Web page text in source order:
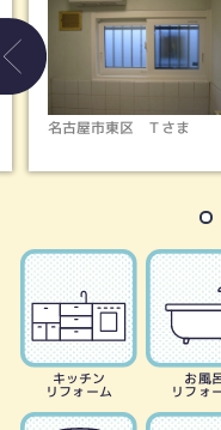
サッシ【マドリモ】と
式浴室換気暖房乾燥機
王】
約 54 万円
キッチン
リフォーム
お風
リフォ